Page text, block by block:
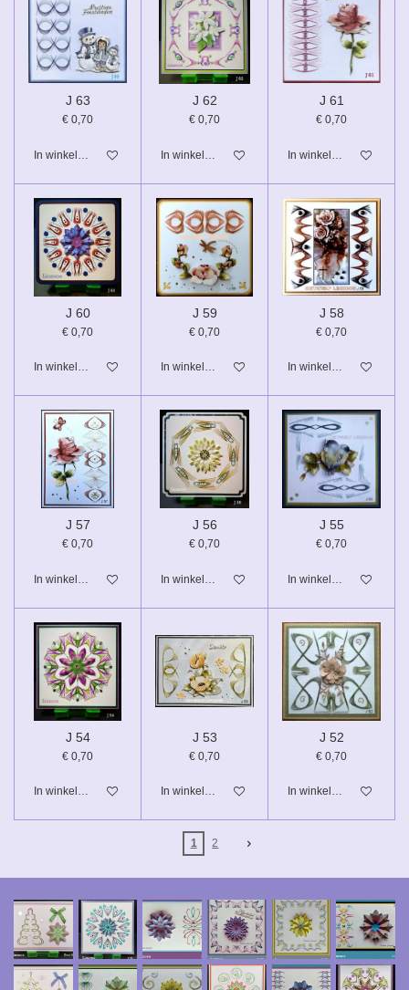
J 63
€ 0,70
In winkelwagen
J 62
€ 0,70
In winkelwagen
J 61
€ 0,70
In winkelwagen
J 60
€ 0,70
In winkelwagen
J 59
€ 0,70
In winkelwagen
J 58
€ 0,70
In winkelwagen
J 57
€ 0,70
In winkelwagen
J 56
€ 0,70
In winkelwagen
J 55
€ 0,70
In winkelwagen
J 54
€ 0,70
In winkelwagen
J 53
€ 0,70
In winkelwagen
J 52
€ 0,70
In winkelwagen
1 2